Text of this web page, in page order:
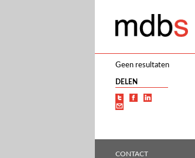
Geen resultaten
DELEN
CONTACT